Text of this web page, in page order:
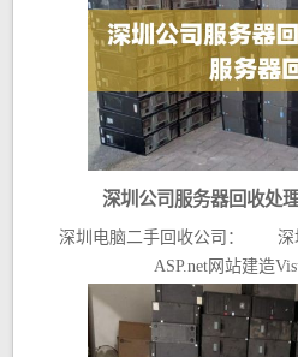
深圳公司服务器回收处
深圳电脑二手回收公司： 深
ASP.net网站建造